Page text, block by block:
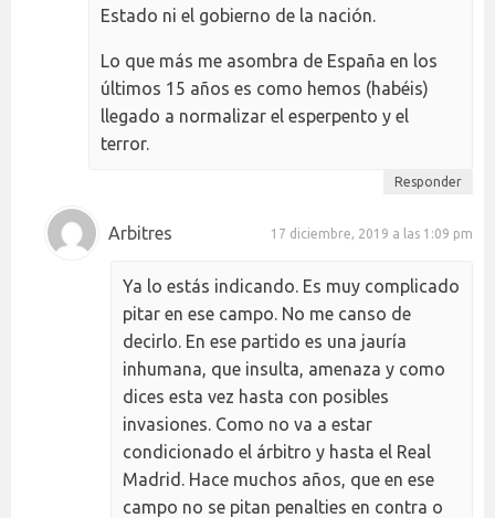
Estado ni el gobierno de la nación.
Lo que más me asombra de España en los
últimos 15 años es como hemos (habéis)
llegado a normalizar el esperpento y el
terror.
Responder
Arbitres 17 diciembre, 2019 a las 1:09 pm
Ya lo estás indicando. Es muy complicado
pitar en ese campo. No me canso de
decirlo. En ese partido es una jauría
inhumana, que insulta, amenaza y como
dices esta vez hasta con posibles
invasiones. Como no va a estar
condicionado el árbitro y hasta el Real
Madrid. Hace muchos años, que en ese
campo no se pitan penalties en contra o